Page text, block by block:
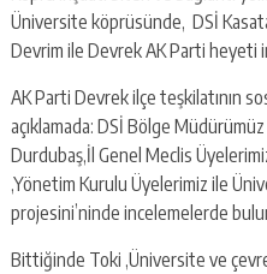
Üniversite köprüsünde, DSİ
Devrim ile Devrek AK Parti heyeti
AK Parti Devrek ilçe teşkilatının
açıklamada: DSİ Bölge
Durdubaş,İl Genel Meclis
,Yönetim Kurulu Üyelerimiz ile
projesini’ninde incelemelerde
Bittiğinde Toki ,Üniversite ve